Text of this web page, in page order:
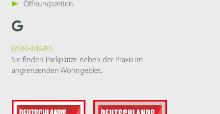
Öffnungszeiten
PARKHINWEIS
Sie finden Parkplätze neben der Praxis im
angrenzenden Wohngebiet.